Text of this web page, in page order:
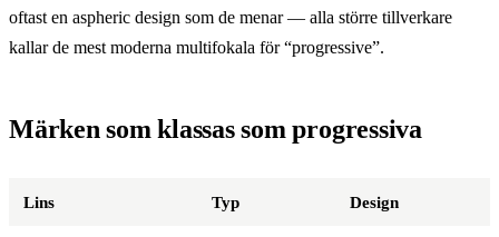
oftast en aspheric design som de menar — alla större tillverkare
kallar de mest moderna multifokala för “progressive”.
Märken som klassas som progressiva
Lins Typ Design